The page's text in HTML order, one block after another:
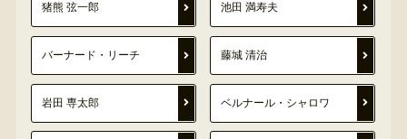
猪熊 弦一郎 池田 満寿夫
バーナード・リーチ 藤城 清治
岩田 専太郎 ベルナール・シャロワ